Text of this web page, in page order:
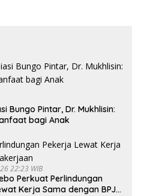
Bungo Pintar, Dr. Mukhlisin:
bagi Anak
22:23 WIB
Perkuat Perlindungan
Kerja Sama dengan BPJS